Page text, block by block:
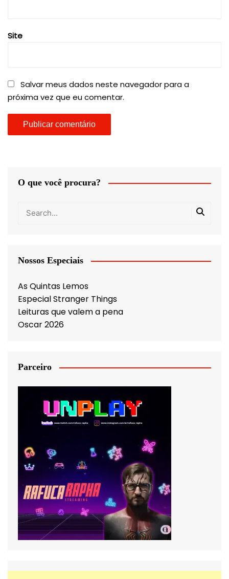
Site
Salvar meus dados neste navegador para a
próxima vez que eu comentar.
O que você procura?
Nossos Especiais
As Quintas Lemos
Especial Stranger Things
Leituras que valem a pena
Oscar 2026
Parceiro